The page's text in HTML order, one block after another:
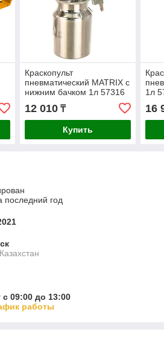
Краскопульт
пневматический MATRIX с
нижним бачком 1л 57316
12 010₸
Купить
1л
16
последний год
с 09:00 до 13:00
работы